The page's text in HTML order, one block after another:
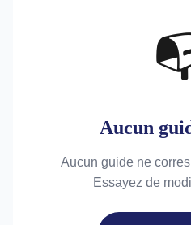
Aucun
Aucun guide ne
Essayez de